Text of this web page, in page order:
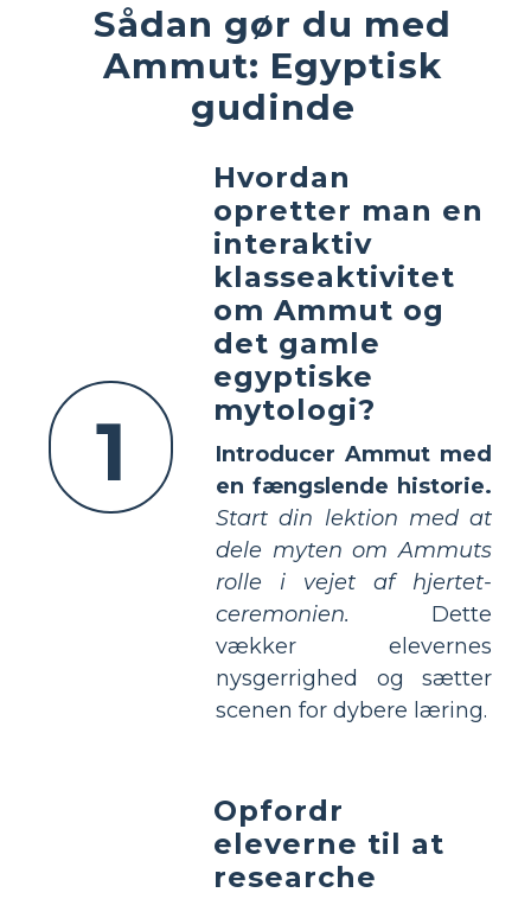
Sådan gør du med
Ammut: Egyptisk
gudinde
1
Hvordan
opretter man en
interaktiv
klasseaktivitet
om Ammut og
det gamle
egyptiske
mytologi?
Introducer Ammut med
en fængslende historie.
Start din lektion med at
dele myten om Ammuts
rolle i vejet af hjertet-
ceremonien. Dette
vækker elevernes
nysgerrighed og sætter
scenen for dybere læring.
Opfordr
eleverne til at
researche